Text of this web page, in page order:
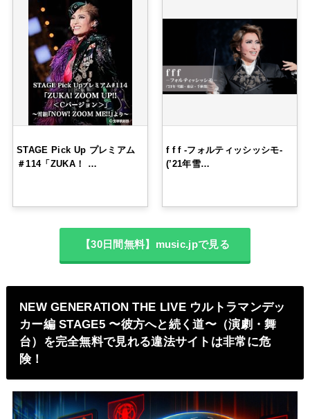
STAGE Pick Up プレミアム
＃114「ZUKA！ …
f f f -フォルティッシッシモ-
(’21年雪…
【30日間無料】music.jpで見る
NEW GENERATION THE LIVE ウルトラマンデッ
カー編 STAGE5 〜彼方へと続く道〜（演劇・舞
台）を完全無料で見れる違法サイトは非常に危
険！